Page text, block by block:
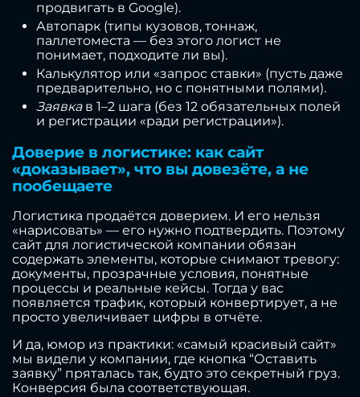
продвигать в Google).
Автопарк (типы кузовов, тоннаж,
паллетоместа — без этого логист не
понимает, подходите ли вы).
Калькулятор или «запрос ставки» (пусть даже
предварительно, но с понятными полями).
Заявкав 1–2 шага (без 12 обязательных полей
и регистрации «ради регистрации»).
Доверие в логистике: как сайт
«доказывает», что вы довезёте, а не
пообещаете
Логистика продаётся доверием. И его нельзя
«нарисовать» — его нужно подтвердить. Поэтому
сайт для логистической компании обязан
содержать элементы, которые снимают тревогу:
документы, прозрачные условия, понятные
процессы и реальные кейсы. Тогда у вас
появляется трафик, который конвертирует, а не
просто увеличивает цифры в отчёте.
И да, юмор из практики: «самый красивый сайт»
мы видели у компании, где кнопка “Оставить
заявку” пряталась так, будто это секретный груз.
Конверсия была соответствующая.